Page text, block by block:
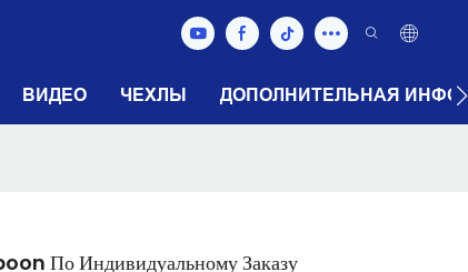
ВИДЕО ЧЕХЛЫ ДОПОЛНИТЕЛЬНАЯ
По Индивидуальному Заказу